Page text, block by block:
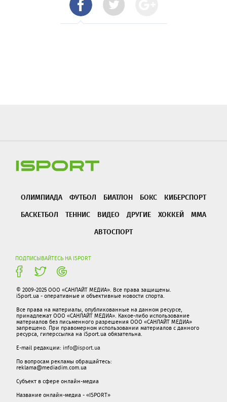
ОЛИМПИАДА ФУТБОЛ БИАТЛОН БОКС
КИБЕРСПОРТ
БАСКЕТБОЛ
ТЕННИС ВИДЕО ДРУГИЕ ХОККЕЙ
ММА
АВТОСПОРТ
ПОДПИСЫВАЙТЕСЬ НА ISPORT
© 2009-2025 ООО «САНЛАЙТ МЕДИА». Все права защищены.
iSport.ua - оперативные и объективные новости спорта.
Все права на материалы, опубликованные на данном ресурсе,
принадлежат ООО «САНЛАЙТ МЕДИА». Какое-либо использование
материалов без письменного разрешения ООО «САНЛАЙТ МЕДИА»
запрещено. При правомерном использовании материалов с данного
ресурса, гиперссылка на iSport.ua обязательна.
E-mail редакции: info@isport.ua
По вопросам рекламы обращайтесь:
reklama@mediadim.com.ua
Субъект в сфере онлайн-медиа
Название онлайн-медиа - «ISPORT»